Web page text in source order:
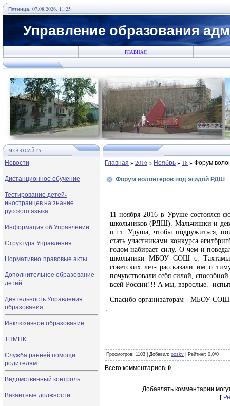
Пятница, 07.08.2026, 11:25
Управление образования
ГЛАВНАЯ
МЕНЮ САЙТА
Новости
Дистанционное обучение
Тестирование детей-
иностранцев на знание
русского языка
Информация об Управлении
Структура Управления
Нормативно-правовые акты
Дополнительное образование
детей
Деятельность Управления
образования
Инклюзивное образование
ТПМПК
Служба ранней помощи
родителям
Ведомственный контроль
Вакантные должности
Главная »2016» Ноябрь» 18» Форум
Форум волонтёров под эгидой РДШ
11 ноября 2016 в Уруше состоялся
школьников (РДШ). Мальчишки и
п.г.т. Уруша, чтобы подружиться,
стать участниками конкурса
годом набирает силу. О чем и
школьники МБОУ СОШ с.
советских лет- рассказали им о
почувствовали себя силой,
всей России!!! А мы, взрослые.
Спасибо организаторам - МБОУ
Просмотров: 1103 | Добавил: ooskv Рейтинг: 0.0/0
Всего комментариев:0
Добавлять комментарии
[